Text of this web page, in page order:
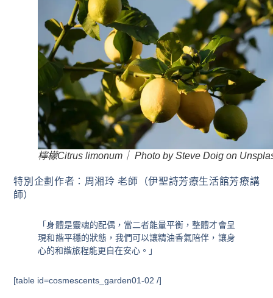
檸檬Citrus limonum｜ Photo by Steve Doig on
特別企劃作者：周湘玲 老師（伊聖詩芳療生活館芳療講
師）
「身體是靈魂的配偶，當二者能量平衡，整體才會呈
現和諧平穩的狀態，我們可以讓精油香氣陪伴，讓身
心的和諧旅程能更自在安心。」
[table id=cosmescents_garden01-02 /]